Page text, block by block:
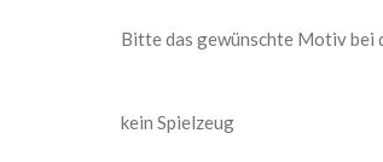
Bitte das gewünschte Motiv bei
kein Spielzeug